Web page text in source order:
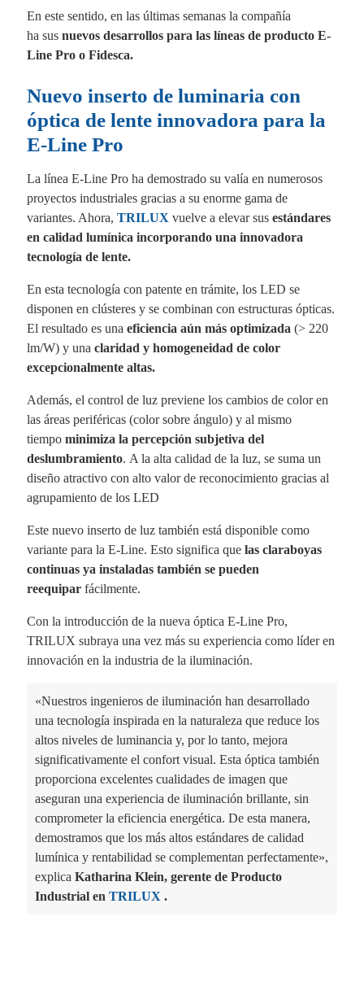
En este sentido, en las últimas semanas la compañía
ha sus nuevos desarrollos para las líneas de producto E-
Line Pro o Fidesca.
Nuevo inserto de luminaria con
óptica de lente innovadora para la
E-Line Pro
La línea E-Line Pro ha demostrado su valía en numerosos
proyectos industriales gracias a su enorme gama de
variantes. Ahora, TRILUX vuelve a elevar sus estándares
en calidad lumínica incorporando una innovadora
tecnología de lente.
En esta tecnología con patente en trámite, los LED se
disponen en clústeres y se combinan con estructuras ópticas.
El resultado es una eficiencia aún más optimizada (> 220
lm/W) y una claridad y homogeneidad de color
excepcionalmente altas.
Además, el control de luz previene los cambios de color en
las áreas periféricas (color sobre ángulo) y al mismo
tiempo minimiza la percepción subjetiva del
deslumbramiento. A la alta calidad de la luz, se suma un
diseño atractivo con alto valor de reconocimiento gracias al
agrupamiento de los LED
Este nuevo inserto de luz también está disponible como
variante para la E-Line. Esto significa que las claraboyas
continuas ya instaladas también se pueden
reequiparfácilmente.
Con la introducción de la nueva óptica E-Line Pro,
TRILUX subraya una vez más su experiencia como líder en
innovación en la industria de la iluminación.
«Nuestros ingenieros de iluminación han desarrollado
una tecnología inspirada en la naturaleza que reduce los
altos niveles de luminancia y, por lo tanto, mejora
significativamente el confort visual. Esta óptica también
proporciona excelentes cualidades de imagen que
aseguran una experiencia de iluminación brillante, sin
comprometer la eficiencia energética. De esta manera,
demostramos que los más altos estándares de calidad
lumínica y rentabilidad se complementan perfectamente»,
explica Katharina Klein, gerente de Producto
Industrial en TRILUX .